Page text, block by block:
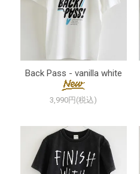
Back Pass - vanilla white
3,990円(税込)